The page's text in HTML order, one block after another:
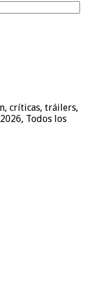
críticas, tráilers,
Todos los